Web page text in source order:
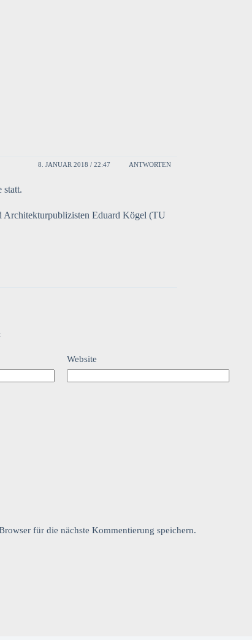
8. JANUAR 2018 / 22:47 ANTWORTEN
statt.
Architekturpublizisten Eduard Kögel (TU
Website
für die nächste Kommentierung speichern.